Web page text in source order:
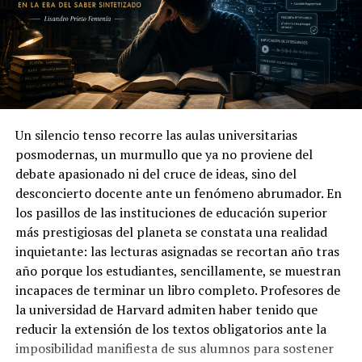
sostener la Iglesia desde una presencia litúrgica y
contemplativa. En su última audiencia general dijo que
su decisión “no revoca esto. No regreso a la vida privada
[…] No abandono la cruz, sino que permanezco de una
manera nueva junto al Señor Crucificado” (Benedicto
XVI, Última Audiencia General, 27 de febrero de 2013).
práctica personal de la minoría creativa: desplazarse del
protagonismo mediático a la intensidad de la oración
que fertiliza la comunidad.
No obstante, esta correspondencia entre teoría y gesto
comporta matices que conviene señalar. Por un lado, la
renuncia introduce una “secularización funcional” del
papado: si el ejercicio del pontificado se somete a
criterios de capacidad física y administrativa, la figura
papal puede verse despojada de su aura trascendente
hasta el punto de asimilarla a la lógica de un jefe
ejecutivo cuya legitimidad depende de su eficacia. Esta
Un silencio tenso recorre las aulas universitarias
posmodernas, un murmullo que ya no proviene del
debate apasionado ni del cruce de ideas, sino del
desconcierto docente ante un fenómeno abrumador. En
los pasillos de las instituciones de educación superior
más prestigiosas del planeta se constata una realidad
inquietante: las lecturas asignadas se recortan año tras
año porque los estudiantes, sencillamente, se muestran
incapaces de terminar un libro completo. Profesores de
la universidad de Harvard admiten haber tenido que
reducir la extensión de los textos obligatorios ante la
imposibilidad manifiesta de sus alumnos para sostener